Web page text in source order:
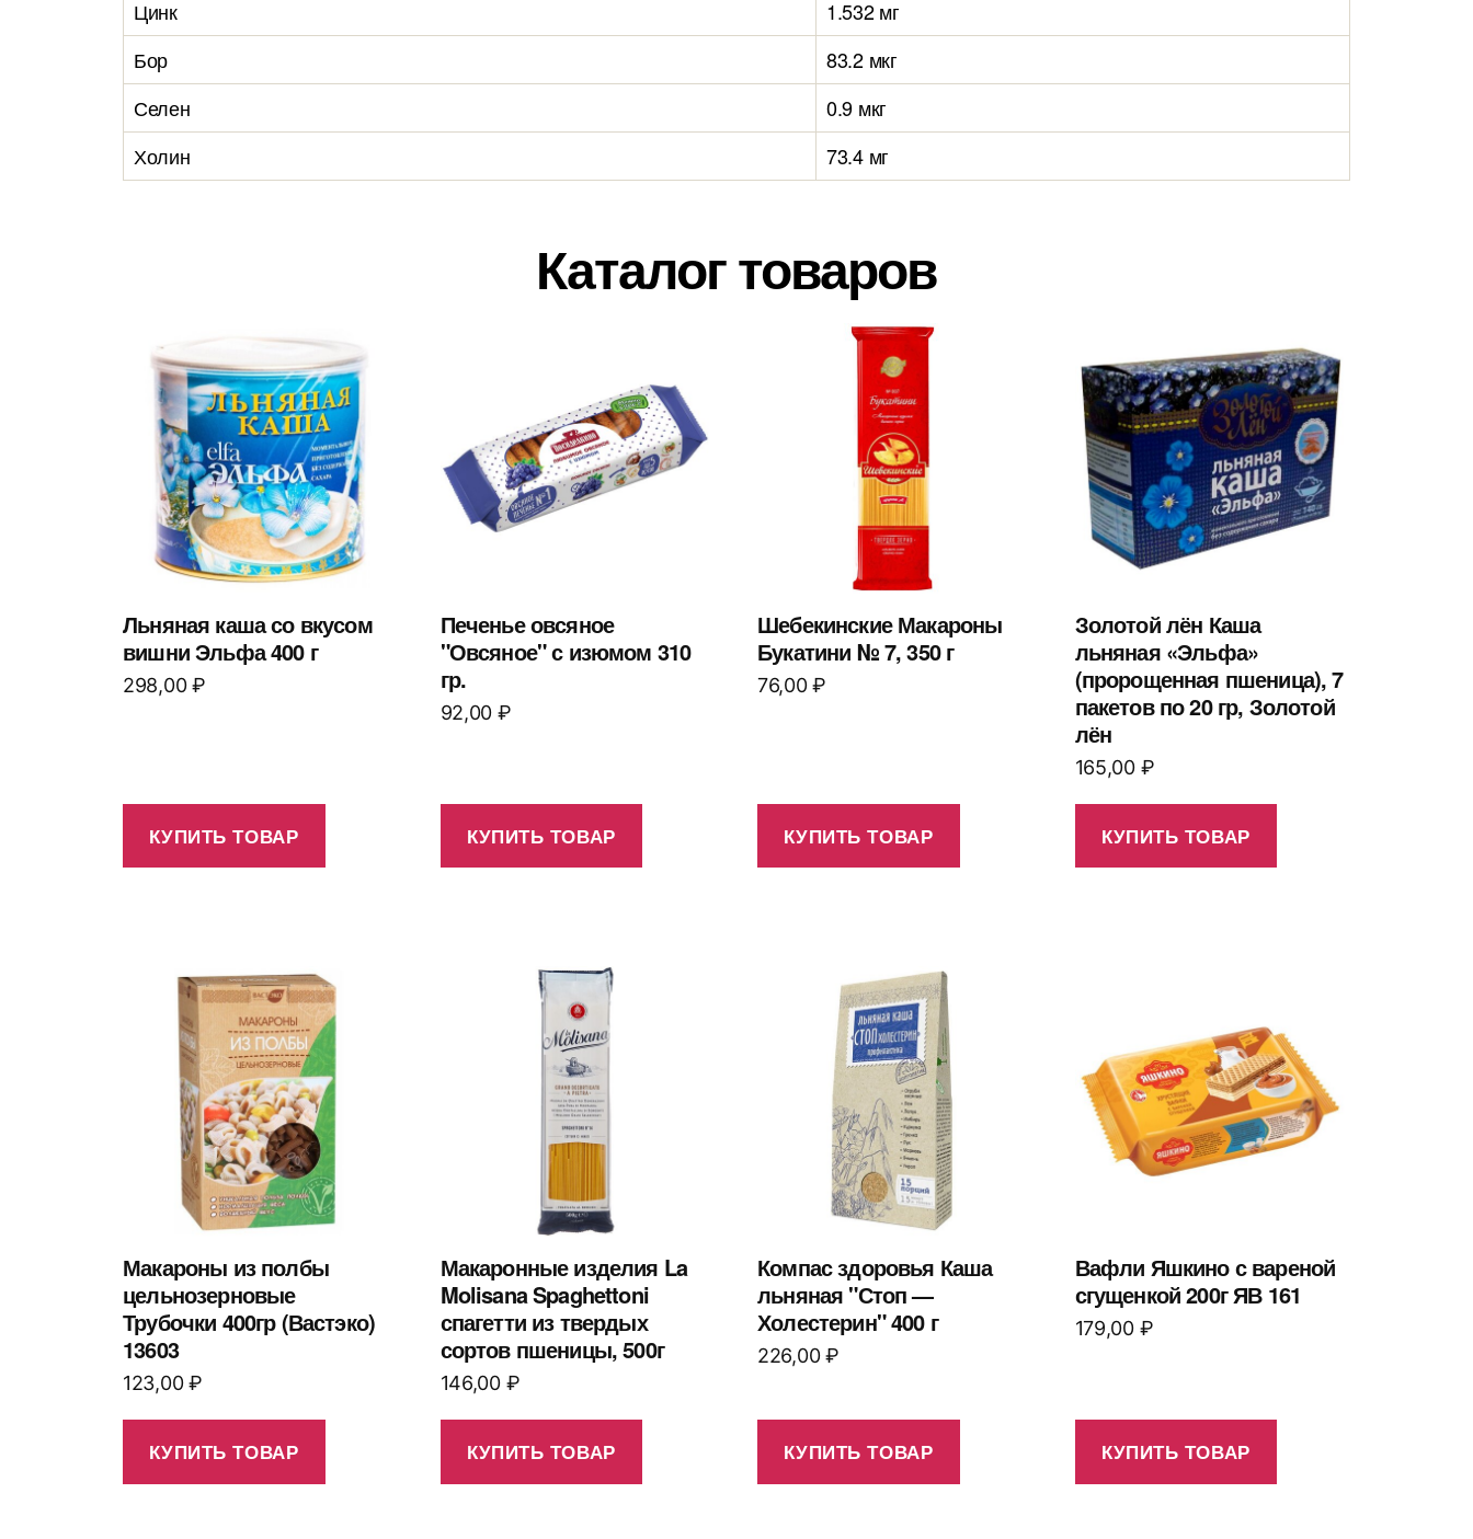
Цинк
1.532 мг
Бор
83.2 мкг
Селен
0.9 мкг
Холин
73.4 мг
Каталог товаров
Льняная каша со вкусом
вишни Эльфа 400 г
298,00₽
КУПИТЬ ТОВАР
Печенье овсяное
"Овсяное" с изюмом 310
гр.
92,00 ₽
КУПИТЬ ТОВАР
Шебекинские Макароны
Букатини № 7, 350 г
76,00₽
КУПИТЬ ТОВАР
Золотой лён Каша
льняная «Эльфа»
(пророщенная пшеница), 7
пакетов по 20 гр, Золотой
лён
165,00 ₽
КУПИТЬ ТОВАР
Макароны из полбы
цельнозерновые
Трубочки 400гр (Вастэко)
13603
123,00₽
КУПИТЬ ТОВАР
Макаронные изделия La
Molisana Spaghettoni
спагетти из твердых
сортов пшеницы, 500г
146,00 ₽
КУПИТЬ ТОВАР
Компас здоровья Каша
льняная "Стоп —
Холестерин" 400 г
226,00₽
КУПИТЬ ТОВАР
Вафли Яшкино с вареной
сгущенкой 200г ЯВ 161
179,00 ₽
КУПИТЬ ТОВАР